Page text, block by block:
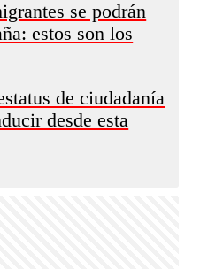
se podrán
estos son los
de ciudadanía
desde esta